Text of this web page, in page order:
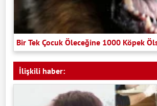
Bir Tek Çocuk Öleceğine 1000 Köpek
İlişkili haber: